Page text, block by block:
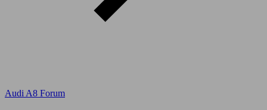
Audi A8 Forum